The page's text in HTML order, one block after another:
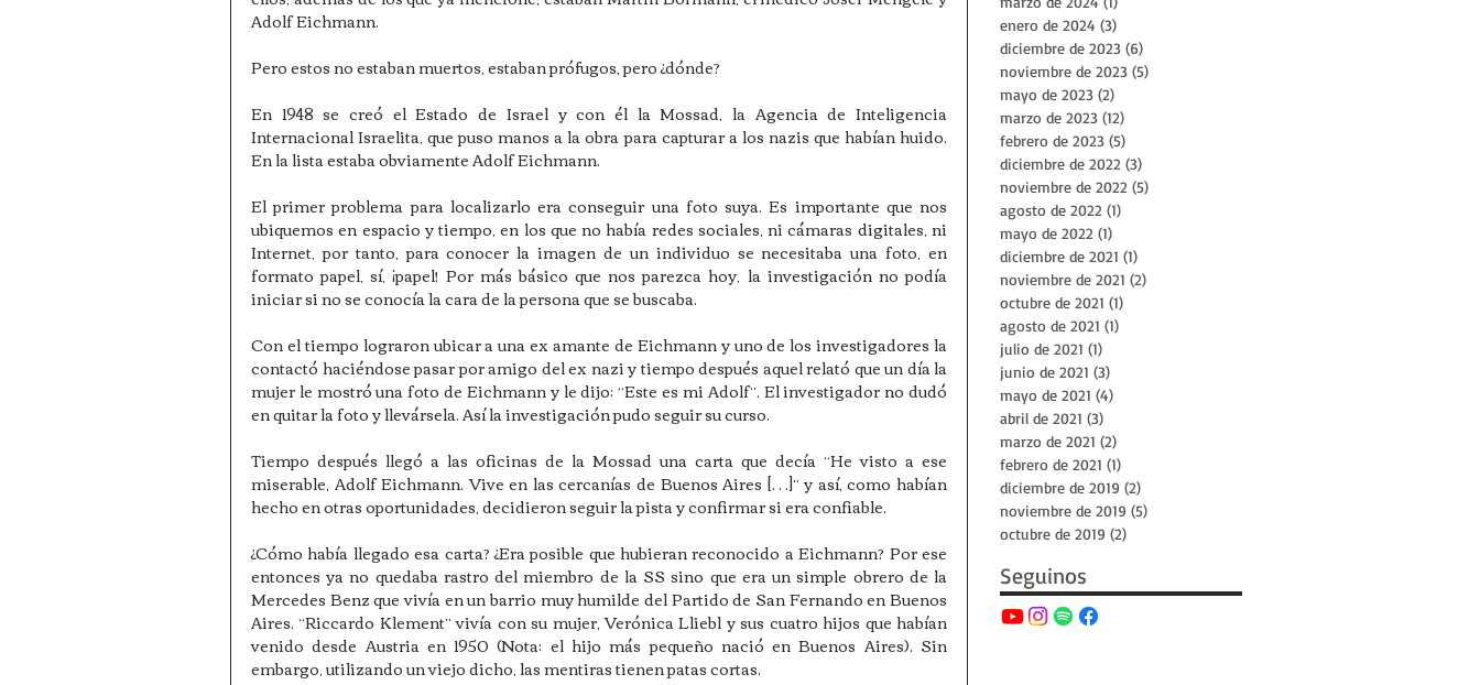
Adolf Eichmann.
Pero estos no estaban muertos, estaban prófugos, pero ¿dónde?
En 1948 se creó el Estado de Israel y con él la Mossad, la Agencia de Inteligencia
Internacional Israelita, que puso manos a la obra para capturar a los nazis que habían huido.
En la lista estaba obviamente Adolf Eichmann.
El primer problema para localizarlo era conseguir una foto suya. Es importante que nos
ubiquemos en espacio y tiempo, en los que no había redes sociales, ni cámaras digitales, ni
Internet, por tanto, para conocer la imagen de un individuo se necesitaba una foto, en
formato papel, sí, ¡papel! Por más básico que nos parezca hoy, la investigación no podía
iniciar si no se conocía la cara de la persona que se buscaba.
Con el tiempo lograron ubicar a una ex amante de Eichmann y uno de los investigadores la
contactó haciéndose pasar por amigo del ex nazi y tiempo después aquel relató que un día la
mujer le mostró una foto de Eichmann y le dijo: “Este es mi Adolf”. El investigador no dudó
en quitar la foto y llevársela. Así la investigación pudo seguir su curso.
Tiempo después llegó a las oficinas de la Mossad una carta que decía “He visto a ese
miserable, Adolf Eichmann. Vive en las cercanías de Buenos Aires […]” y así, como habían
hecho en otras oportunidades, decidieron seguir la pista y confirmar si era confiable.
¿Cómo había llegado esa carta? ¿Era posible que hubieran reconocido a Eichmann? Por ese
entonces ya no quedaba rastro del miembro de la SS sino que era un simple obrero de la
Mercedes Benz que vivía en un barrio muy humilde del Partido de San Fernando en Buenos
Aires. “Riccardo Klement” vivía con su mujer, Verónica Lliebl y sus cuatro hijos que habían
venido desde Austria en 1950 (Nota: el hijo más pequeño nació en Buenos Aires). Sin
embargo, utilizando un viejo dicho, las mentiras tienen patas cortas.
enero de 2024 (3)
diciembre de 2023 (6)
noviembre de 2023 (5)
mayo de 2023 (2)
marzo de 2023 (12)
febrero de 2023 (5)
diciembre de 2022 (3)
noviembre de 2022 (5)
agosto de 2022 (1)
mayo de 2022 (1)
diciembre de 2021 (1)
noviembre de 2021 (2)
octubre de 2021 (1)
agosto de 2021 (1)
julio de 2021 (1)
junio de 2021 (3)
mayo de 2021 (4)
abril de 2021 (3)
marzo de 2021 (2)
febrero de 2021 (1)
diciembre de 2019 (2)
noviembre de 2019 (5)
octubre de 2019 (2)
Seguinos